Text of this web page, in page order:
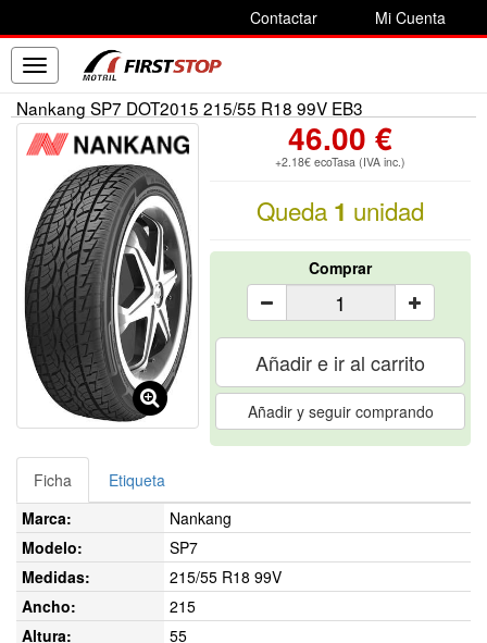
Contactar Mi Cuenta
Toggle
navigation
Nankang SP7 DOT2015 215/55 R18 99V EB3
46.00 €
+2.18€ ecoTasa (IVA inc.)
Queda 1 unidad
Comprar
Añadir e ir al carrito
Añadir y seguir comprando
Ficha
Etiqueta
Marca:
Nankang
Modelo:
SP7
Medidas:
215/55 R18 99V
Ancho:
215
Altura:
55